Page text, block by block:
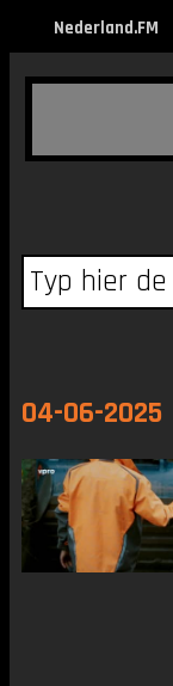
Nederland.FM
04-06-2025